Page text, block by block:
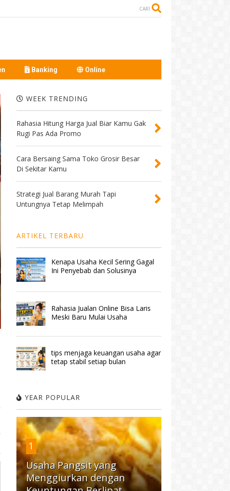
CARI
Banking Online
WEEK TRENDING
Rahasia Hitung Harga Jual Biar Kamu Gak
Rugi Pas Ada Promo
Cara Bersaing Sama Toko Grosir Besar
Di Sekitar Kamu
Strategi Jual Barang Murah Tapi
Untungnya Tetap Melimpah
ARTIKEL TERBARU
Kenapa Usaha Kecil Sering Gagal
Ini Penyebab dan Solusinya
Rahasia Jualan Online Bisa Laris
Meski Baru Mulai Usaha
tips menjaga keuangan usaha agar
tetap stabil setiap bulan
YEAR POPULAR
1
Usaha Pangsit yang
Menggiurkan dengan